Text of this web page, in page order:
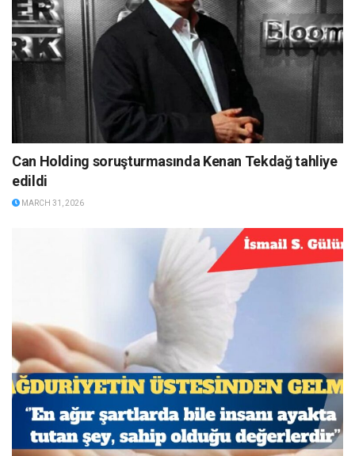
Can Holding soruşturmasında Kenan Tekdağ tahliye
edildi
MARCH 31, 2026